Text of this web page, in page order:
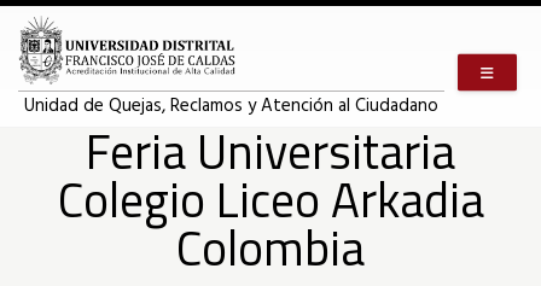
Unidad de Quejas, Reclamos y Atención al Ciudadano
Feria Universitaria
Colegio Liceo Arkadia
Colombia
Buscar:
Servicios
Ningún dato
disponible en
esta tabla
Mostrando